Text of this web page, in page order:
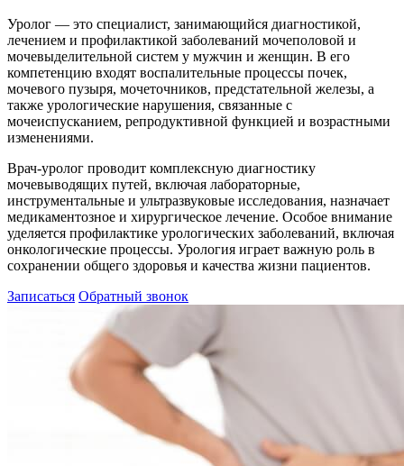
Уролог — это специалист, занимающийся диагностикой,
лечением и профилактикой заболеваний мочеполовой и
мочевыделительной систем у мужчин и женщин. В его
компетенцию входят воспалительные процессы почек,
мочевого пузыря, мочеточников, предстательной железы, а
также урологические нарушения, связанные с
мочеиспусканием, репродуктивной функцией и возрастными
изменениями.
Врач-уролог проводит комплексную диагностику
мочевыводящих путей, включая лабораторные,
инструментальные и ультразвуковые исследования, назначает
медикаментозное и хирургическое лечение. Особое внимание
уделяется профилактике урологических заболеваний, включая
онкологические процессы. Урология играет важную роль в
сохранении общего здоровья и качества жизни пациентов.
Записаться Обратный звонок